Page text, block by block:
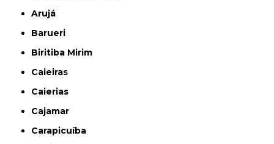
Arujá
Barueri
Biritiba Mirim
Caieiras
Caierias
Cajamar
Carapicuíba